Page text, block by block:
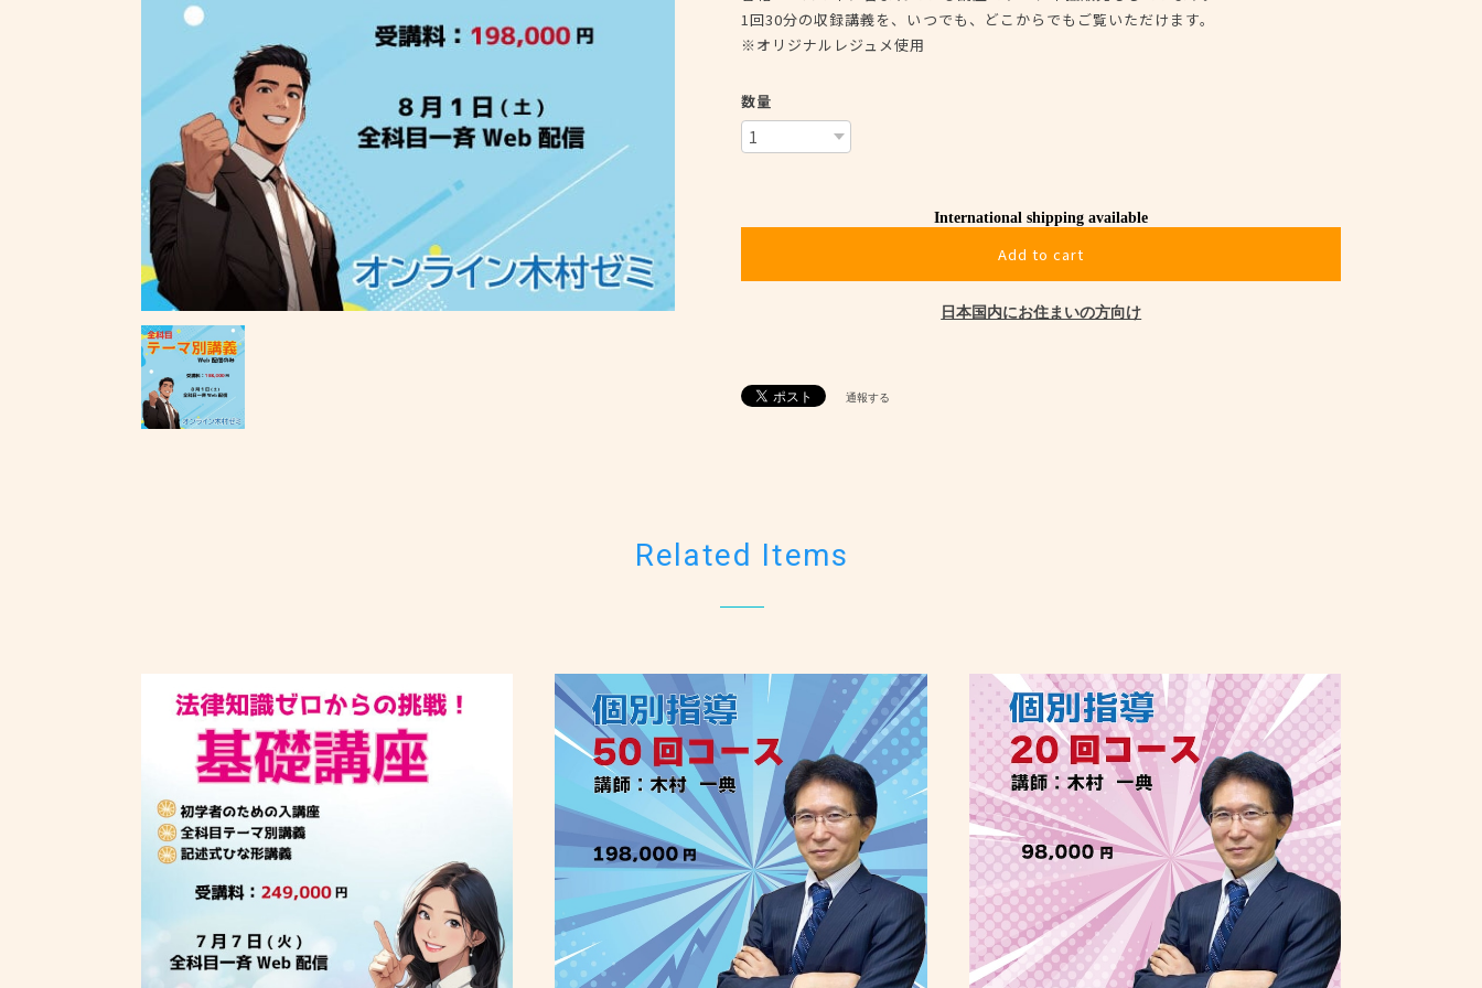
1回30分の収録講義を、いつでも、どこからでもご覧いただけます。
※オリジナルレジュメ使用
数量
International shipping available
Add to cart
日本国内にお住まいの方向け
通報する
Related Items